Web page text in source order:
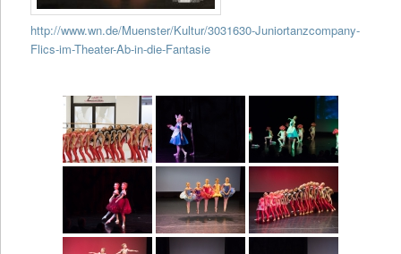
http://www.wn.de/Muenster/Kultur/3031630-Juniortanzcompany-
Flics-im-Theater-Ab-in-die-Fantasie